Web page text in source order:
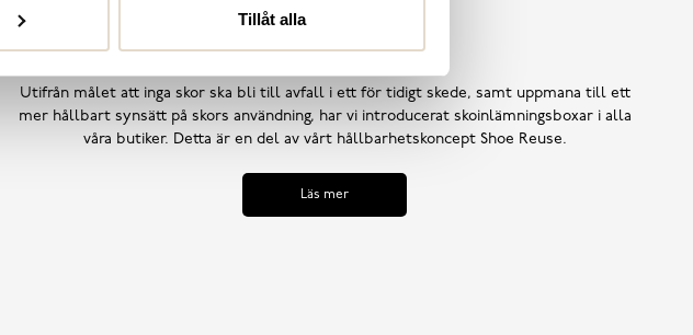
Tillåt alla
Shoe Reuse
Utifrån målet att inga skor ska bli till avfall i ett för tidigt skede, samt uppmana till ett
mer hållbart synsätt på skors användning, har vi introducerat skoinlämningsboxar i alla
våra butiker. Detta är en del av vårt hållbarhetskoncept Shoe Reuse.
Läs mer